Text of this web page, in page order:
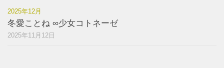
2025年12月
冬愛ことね ∞少女コトネーゼ
2025年11月12日